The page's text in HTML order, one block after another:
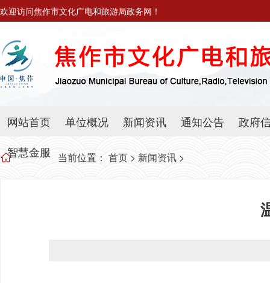
欢迎访问焦作市文化广电和旅游局政务网！
网站首页 单位概况 新闻资讯 通知公告
政府
智慧金服
当前位置： 首页 > 新闻资讯 >